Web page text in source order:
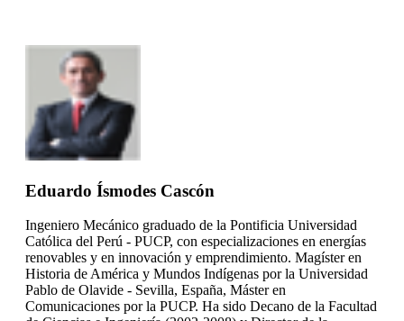
Eduardo Ísmodes Cascón
Ingeniero Mecánico graduado de la Pontificia Universidad
Católica del Perú - PUCP, con especializaciones en energías
renovables y en innovación y emprendimiento. Magíster en
Historia de América y Mundos Indígenas por la Universidad
Pablo de Olavide - Sevilla, España, Máster en
Comunicaciones por la PUCP. Ha sido Decano de la Facultad